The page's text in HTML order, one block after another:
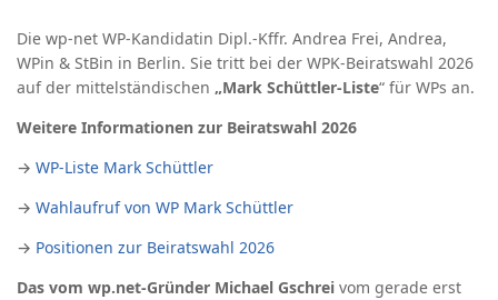
Die wp-net WP-Kandidatin Dipl.-Kffr. Andrea Frei, Andrea,
WPin & StBin in Berlin. Sie tritt bei der WPK-Beiratswahl 2026
auf der mittelständischen „Mark Schüttler-Liste“ für WPs an.
Weitere Informationen zur Beiratswahl 2026
→ WP-Liste Mark Schüttler
→ Wahlaufruf von WP Mark Schüttler
→ Positionen zur Beiratswahl 2026
Das vom wp.net-Gründer Michael Gschrei vom gerade erst